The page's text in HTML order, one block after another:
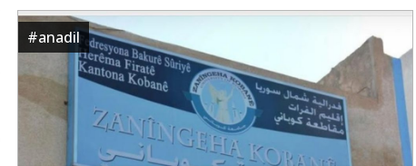
#anadil